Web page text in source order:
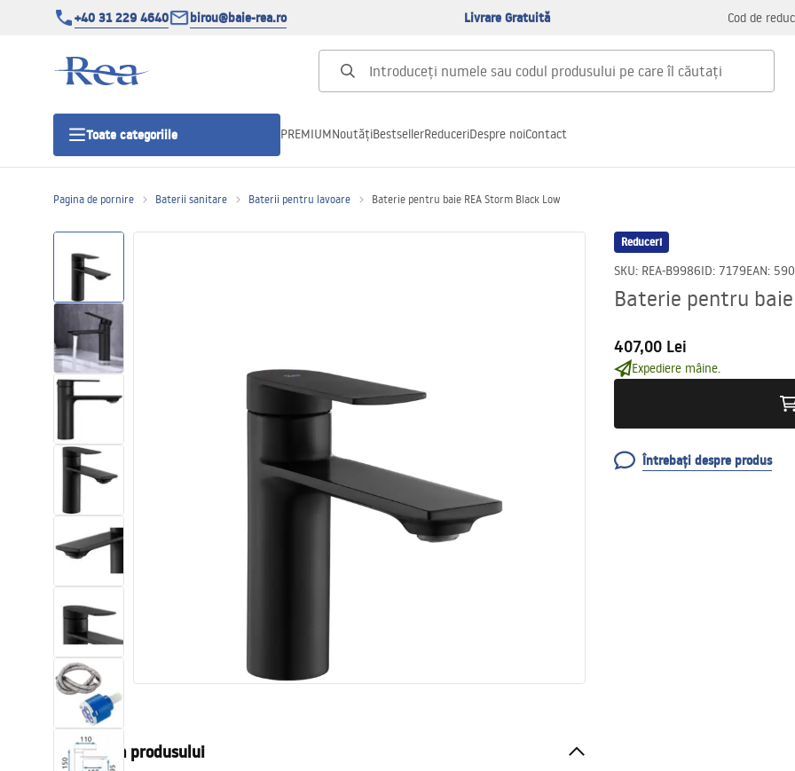
+40 31 229 4640 birou@baie-rea.ro Livrare Gratuită Cod de
Toate categoriile
Cadite de dus
Rigole Liniare
Lavoare
Cazi cu paravane
Baterii sanitare
Dusuri
Accesorii și mobilier pentru baie
PREMIUMNoutățiBestsellerReduceriDespre noiContact
Pagina de pornire Baterii sanitare Baterii pentru lavoare Baterie pentru baie REA Storm Black Low
Reduceri
SKU: REA-B9986ID: 7179EAN:
Baterie pentru
407,00 Lei
Expediere mâine.
Întrebați despre produs
Descrierea produsului